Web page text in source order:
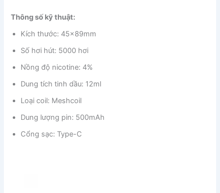
Thông số kỹ thuật:
Kích thước: 45x89mm
Số hơi hút: 5000 hơi
Nồng độ nicotine: 4%
Dung tích tinh dầu: 12ml
Loại coil: Meshcoil
Dung lượng pin: 500mAh
Cổng sạc: Type-C